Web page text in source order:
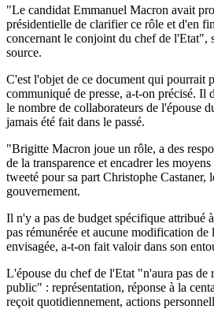
"Le candidat Emmanuel Macron avait
présidentielle de clarifier ce rôle et d'en
concernant le conjoint du chef de l'Etat",
source.
C'est l'objet de ce document qui pourrait
communiqué de presse, a-t-on précisé. Il
le nombre de collaborateurs de l'épouse
jamais été fait dans le passé.
"Brigitte Macron joue un rôle, a des
de la transparence et encadrer les
tweeté pour sa part Christophe Castaner,
gouvernement.
Il n'y a pas de budget spécifique attribué
pas rémunérée et aucune modification
envisagée, a-t-on fait valoir dans son
L'épouse du chef de l'Etat "n'aura pas
public" : représentation, réponse à la
reçoit quotidiennement, actions